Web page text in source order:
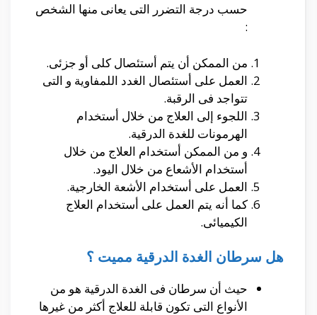
حسب درجة التضرر التى يعانى منها الشخص
:
من الممكن أن يتم أستئصال كلى أو جزئى.
العمل على أستئصال الغدد اللمفاوية و التى
تتواجد فى الرقبة.
اللجوء إلى العلاج من خلال أستخدام
الهرمونات للغدة الدرقية.
و من الممكن أستخدام العلاج من خلال
أستخدام الأشعاع من خلال اليود.
العمل على أستخدام الأشعة الخارجية.
كما أنه يتم العمل على أستخدام العلاج
الكيميائى.
هل سرطان الغدة الدرقية مميت ؟
حيث أن سرطان فى الغدة الدرقية هو من
الأنواع التى تكون قابلة للعلاج أكثر من غيرها